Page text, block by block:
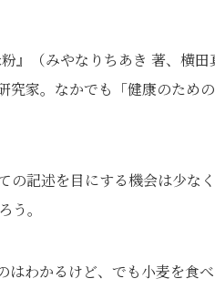
』（みやなりちあき 著、横
家。なかでも「健康のため
記述を目にする機会は少な
。
はわかるけど、でも小麦を